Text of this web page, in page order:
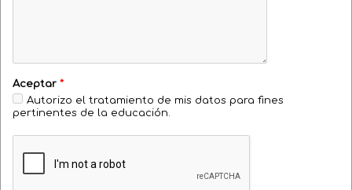
Aceptar *
Autorizo el tratamiento de mis datos para fines
pertinentes de la educación.